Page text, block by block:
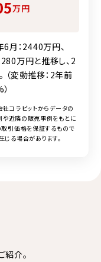
万円
月：2440万円、
万円と推移し、2
（変動推移：2年前
コラビットからデータの
近隣の販売事例をもとに
引価格を保証するもので
じる場合があります。
介。